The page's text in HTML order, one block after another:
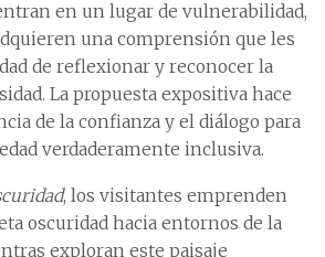
en un lugar de vulnerabilidad,
una comprensión que les
de reflexionar y reconocer la
La propuesta expositiva hace
de la confianza y el diálogo para
verdaderamente inclusiva.
, los visitantes emprenden
oscuridad hacia entornos de la
exploran este paisaje